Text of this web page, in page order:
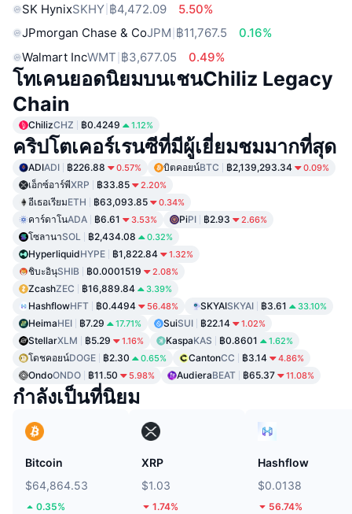
SK HynixSKHY ฿4,472.09
5.50%
JPmorgan Chase & CoJPM ฿11,767.5
0.16%
Walmart IncWMT ฿3,677.05 0.49%
โทเคนยอดนิยมบนเชนChiliz Legacy
Chain
ChilizCHZ ฿0.4249 1.12%
คริปโตเคอร์เรนซีที่มีผู้เยี่ยมชมมากที่สุด
ADIADI ฿226.88 0.57% บิตคอยน์BTC ฿2,139,293.34 0.09%
เอ็กซ์อาร์พีXRP ฿33.85 2.20%
อีเธอเรียมETH ฿63,093.85 0.34%
คาร์ดาโนADA ฿6.61 3.53% PiPI ฿2.93 2.66%
โซลานาSOL ฿2,434.08 0.32%
HyperliquidHYPE ฿1,822.84 1.32%
ชิบะอินุSHIB ฿0.0001519 2.08%
ZcashZEC ฿16,889.84 3.39%
HashflowHFT ฿0.4494 56.48% SKYAISKYAI ฿3.61 33.10%
HeimaHEI ฿7.29 17.71% SuiSUI ฿22.14 1.02%
StellarXLM ฿5.29 1.16% KaspaKAS ฿0.8601 1.62%
โดชคอยน์DOGE ฿2.30 0.65% CantonCC ฿3.14 4.86%
OndoONDO ฿11.50 5.98% AudieraBEAT ฿65.37 11.08%
กำลังเป็นที่นิยม
Bitcoin
$64,864.53
0.35%
XRP
$1.03
1.74%
Hashflow
$0.0138
56.74%